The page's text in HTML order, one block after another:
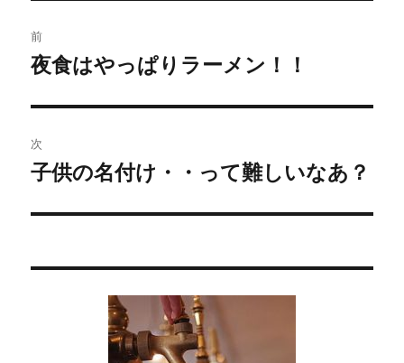
稿
ビ
ゲ
ー
前
過
の
投
稿:
夜食はやっぱりラーメン！！
次
次
投
子供の名付け・・って難しいなあ？